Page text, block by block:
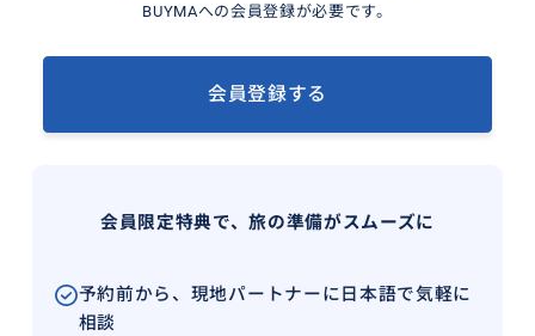
BUYMAへの会員登録が必要です。
会員登録する
会員限定特典で、旅の準備がスムーズに
予約前から、現地パートナーに日本語で気軽に
相談